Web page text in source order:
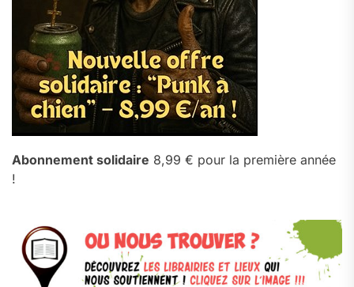
Abonnement solidaire 8,99 € pour la première année
!